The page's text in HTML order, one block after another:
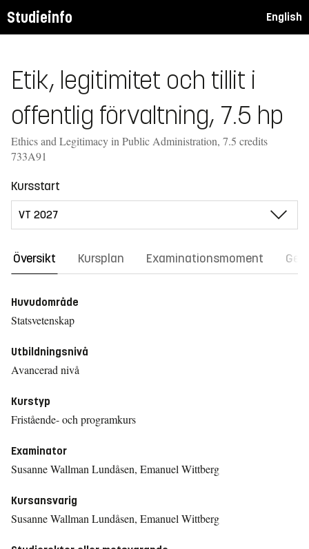
Studieinfo English
Etik, legitimitet och tillit i
offentlig förvaltning, 7.5 hp
Ethics and Legitimacy in Public Administration, 7.5 credits
733A91
Kursstart
Översikt Kursplan Examinationsmoment
Huvudområde
Statsvetenskap
Utbildningsnivå
Avancerad nivå
Kurstyp
Fristående- och programkurs
Examinator
Susanne Wallman Lundåsen, Emanuel Wittberg
Kursansvarig
Susanne Wallman Lundåsen, Emanuel Wittberg